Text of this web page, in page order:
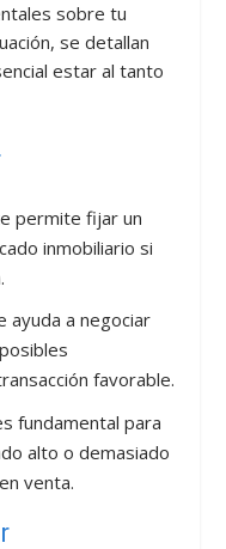
sobre tu
se detallan
estar al tanto
permite fijar un
inmobiliario si
ayuda a negociar
favorable.
fundamental para
alto o demasiado
venta.